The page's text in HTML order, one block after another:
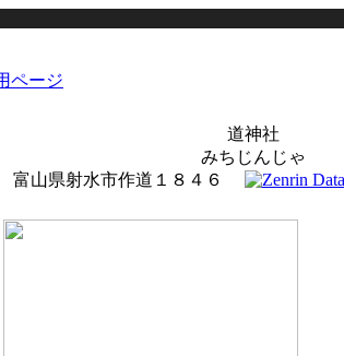
道神社
みちじんじゃ
富山県射水市作道１８４６